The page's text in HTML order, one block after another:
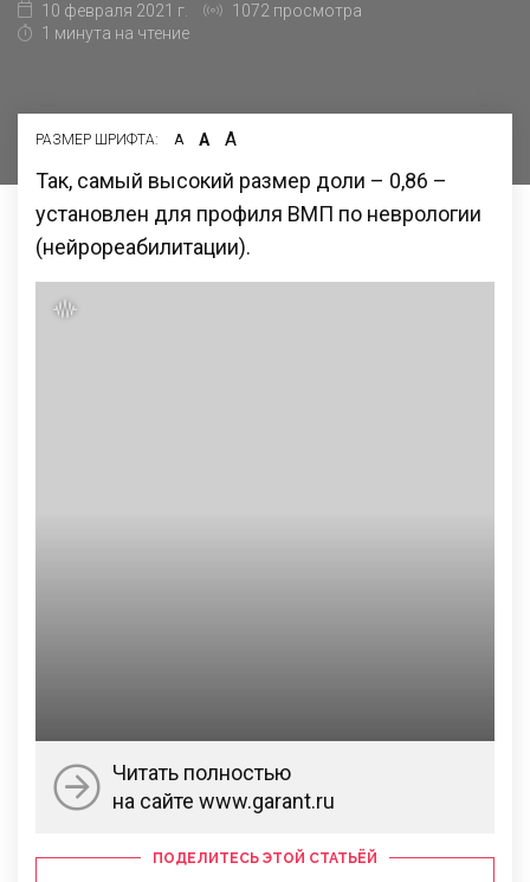
10 февраля 2021 г.
1072 просмотра
1 минута на чтение
РАЗМЕР ШРИФТА: А А А
Так, самый высокий размер доли – 0,86 –
установлен для профиля ВМП по неврологии
(нейрореабилитации).
Читать полностью
на сайте www.garant.ru
ПОДЕЛИТЕСЬ ЭТОЙ СТАТЬЁЙ